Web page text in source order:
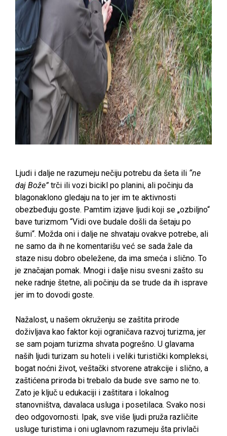
Ljudi i dalje ne razumeju nečiju potrebu da šeta ili “ne
daj Bože”trči ili vozi bicikl po planini, ali počinju da
blagonaklono gledaju na to jer im te aktivnosti
obezbeđuju goste. Pamtim izjave ljudi koji se „ozbiljno“
bave turizmom “Vidi ove budale došli da šetaju po
šumi“. Možda oni i dalje ne shvataju ovakve potrebe, ali
ne samo da ih ne komentarišu već se sada žale da
staze nisu dobro obeležene, da ima smeća i slično. To
je značajan pomak. Mnogi i dalje nisu svesni zašto su
neke radnje štetne, ali počinju da se trude da ih isprave
jer im to dovodi goste.
Nažalost, u našem okruženju se zaštita prirode
doživljava kao faktor koji ograničava razvoj turizma, jer
se sam pojam turizma shvata pogrešno. U glavama
naših ljudi turizam su hoteli i veliki turistički kompleksi,
bogat noćni život, veštački stvorene atrakcije i slično, a
zaštićena priroda bi trebalo da bude sve samo ne to.
Zato je ključ u edukaciji i zaštitara i lokalnog
stanovništva, davalaca usluga i posetilaca. Svako nosi
deo odgovornosti. Ipak, sve više ljudi pruža različite
usluge turistima i oni uglavnom razumeju šta privlači